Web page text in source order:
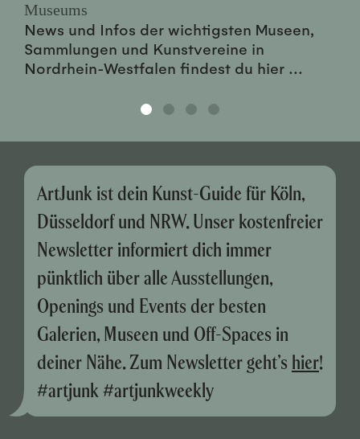
Museums
News und Infos der wichtigsten Museen,
Sammlungen und Kunstvereine in
Nordrhein-Westfalen findest du hier ...
ArtJunk ist dein Kunst-Guide für Köln,
Düsseldorf und NRW. Unser kostenfreier
Newsletter informiert dich immer
pünktlich über alle Ausstellungen,
Openings und Events der besten
Galerien, Museen und Off-Spaces in
deiner Nähe. Zum Newsletter geht’s hier!
#artjunk #artjunkweekly